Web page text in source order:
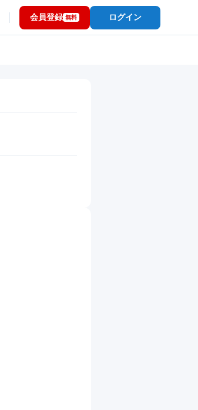
会員登録 無料 ログイン